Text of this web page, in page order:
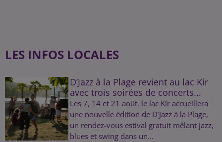
LES INFOS LOCALES
D’Jazz à la Plage revient au lac Kir
avec trois soirées de concerts...
Les 7, 14 et 21 août, le lac Kir accueillera
une nouvelle édition de D’Jazz à la Plage,
un rendez-vous estival gratuit mêlant jazz,
blues et swing dans un...